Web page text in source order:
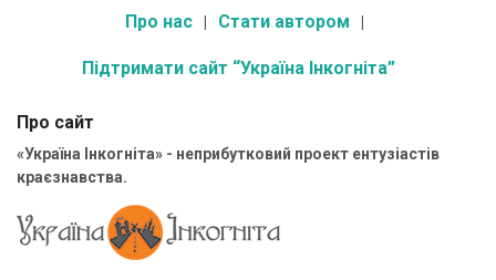
Про нас Стати автором
Підтримати сайт “Україна Інкогніта”
Про сайт
«Україна Інкогніта» - неприбутковий проект ентузіастів
краєзнавства.